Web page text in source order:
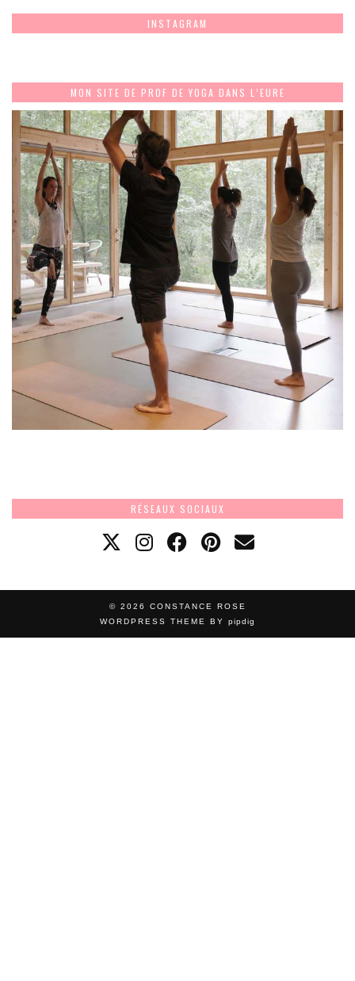
INSTAGRAM
MON SITE DE PROF DE YOGA DANS L’EURE
RÉSEAUX SOCIAUX
© 2026 CONSTANCE ROSE
WORDPRESS THEME BY pipdig